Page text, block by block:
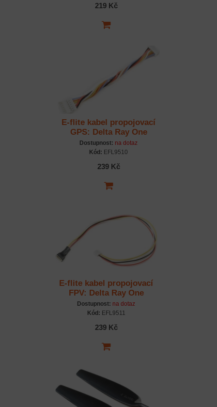
219 Kč
E-flite kabel propojovací
GPS: Delta Ray One
Dostupnost: na dotaz
Kód: EFL9510
239 Kč
E-flite kabel propojovací
FPV: Delta Ray One
Dostupnost: na dotaz
Kód: EFL9511
239 Kč